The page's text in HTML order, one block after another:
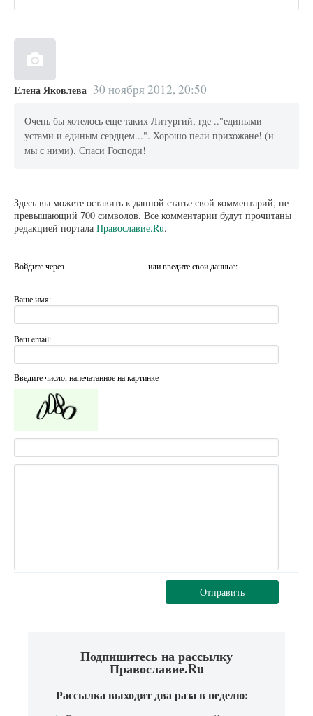
Елена Яковлева 30 ноября 2012, 20:50
Очень бы хотелось еще таких Литургий, где .."едиными
устами и единым сердцем...". Хорошо пели прихожане! (и
мы с ними). Спаси Господи!
Здесь вы можете оставить к данной статье свой комментарий, не
превышающий 700 символов. Все комментарии будут прочитаны
редакцией портала Православие.Ru.
Войдите через или введите свои данные:
Ваше имя:
Ваш email:
Введите число, напечатанное на картинке
Отправить
Подпишитесь на рассылку
Православие.Ru
Рассылка выходит два раза в неделю: